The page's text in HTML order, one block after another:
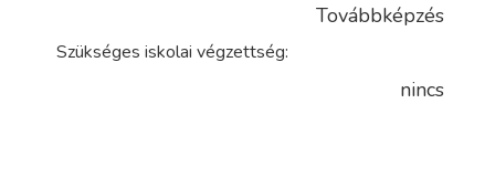
Továbbképzés
Szükséges iskolai végzettség:
nincs